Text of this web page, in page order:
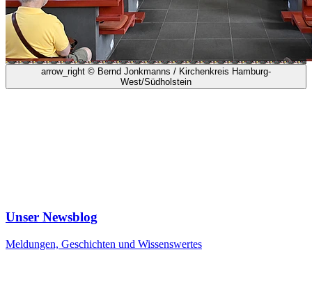
arrow_right © Bernd Jonkmanns / Kirchenkreis Hamburg-
West/Südholstein
Unser Newsblog
Meldungen, Geschichten und Wissenswertes